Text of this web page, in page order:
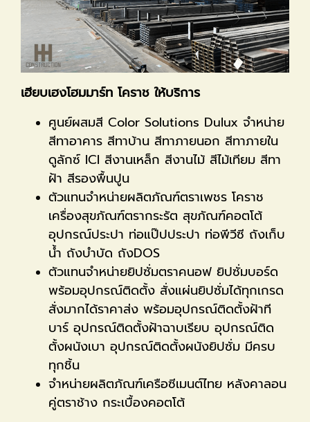
เฮียบเฮงโฮมมาร์ท โคราช ให้บริการ
ศูนย์ผสมสี Color Solutions Dulux จำหน่าย
สีทาอาคาร สีทาบ้าน สีทาภายนอก สีทาภายใน
ดูลักซ์ ICI สีงานเหล็ก สีงานไม้ สีไม้เทียม สีทา
ฝ้า สีรองพื้นปูน
ตัวแทนจำหน่ายผลิตภัณฑ์ตราเพชร โคราช
เครื่องสุขภัณฑ์ตรากระรัต สุขภัณฑ์คอตโต้
อุปกรณ์ประปา ท่อแป๊ปประปา ท่อพีวีซี ถังเก็บ
น้ำ ถังบำบัด ถังDOS
ตัวแทนจำหน่ายยิปซั่มตราคนอฟ ยิปซั่มบอร์ด
พร้อมอุปกรณ์ติดตั้ง สั่งแผ่นยิปซั่มได้ทุกเกรด
สั่งมากได้ราคาส่ง พร้อมอุปกรณ์ติดตั้งฝ้าที
บาร์ อุปกรณ์ติดตั้งฝ้าฉาบเรียบ อุปกรณ์ติด
ตั้งผนังเบา อุปกรณ์ติดตั้งผนังยิปซั่ม มีครบ
ทุกชิ้น
จำหน่ายผลิตภัณฑ์เครือซีเมนต์ไทย หลังคาลอน
คู่ตราช้าง กระเบื้องคอตโต้